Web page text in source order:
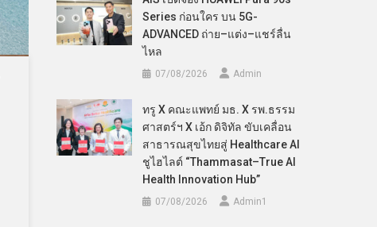
Series ก่อนใคร บน 5G-
ADVANCED ถ่าย–แต่ง–แชร์ลื่น
ไหล
07/08/2026 Admin
ทรู X คณะแพทย์ มธ. X รพ.ธรรม
ศาสตร์ฯ X เอ้ก ดิจิทัล ขับเคลื่อน
สาธารณสุขไทยสู่ Healthcare AI
ชูไฮไลต์ “Thammasat–True AI
Health Innovation Hub”
07/08/2026 Admin​1